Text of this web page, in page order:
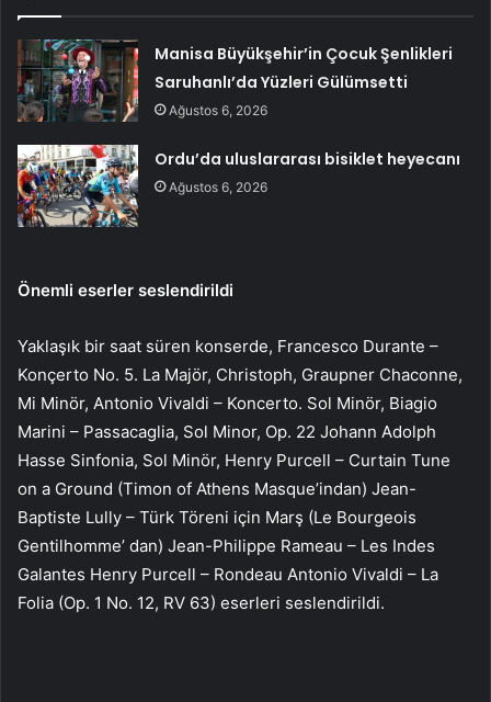
Manisa Büyükşehir’in Çocuk Şenlikleri
Saruhanlı’da Yüzleri Gülümsetti
Ağustos 6, 2026
Ordu’da uluslararası bisiklet heyecanı
Ağustos 6, 2026
Önemli eserler seslendirildi
Yaklaşık bir saat süren konserde, Francesco Durante –
Konçerto No. 5. La Majör, Christoph, Graupner Chaconne,
Mi Minör, Antonio Vivaldi – Koncerto. Sol Minör, Biagio
Marini – Passacaglia, Sol Minor, Op. 22 Johann Adolph
Hasse Sinfonia, Sol Minör, Henry Purcell – Curtain Tune
on a Ground (Timon of Athens Masque’indan) Jean-
Baptiste Lully – Türk Töreni için Marş (Le Bourgeois
Gentilhomme’ dan) Jean-Philippe Rameau – Les Indes
Galantes Henry Purcell – Rondeau Antonio Vivaldi – La
Folia (Op. 1 No. 12, RV 63) eserleri seslendirildi.